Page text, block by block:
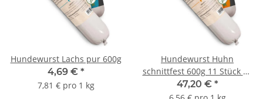
Hundewurst Lachs pur 600g
4,69 € *
7,81 € pro 1 kg
Hundewurst Huhn
schnittfest 600g 11 Stück +1
Gratis
47,20 € *